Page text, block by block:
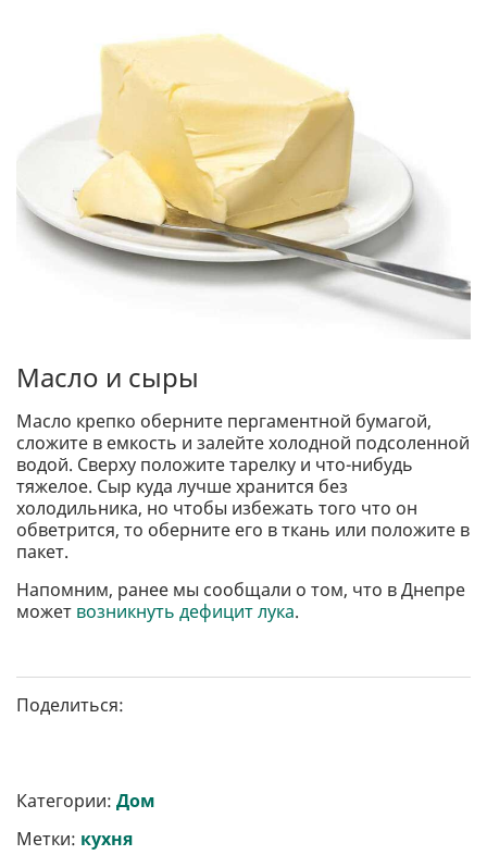
Масло и сыры
Масло крепко оберните пергаментной бумагой,
сложите в емкость и залейте холодной подсоленной
водой. Сверху положите тарелку и что-нибудь
тяжелое. Сыр куда лучше хранится без
холодильника, но чтобы избежать того что он
обветрится, то оберните его в ткань или положите в
пакет.
Напомним, ранее мы сообщали о том, что в Днепре
может возникнуть дефицит лука.
Поделиться:
Категории: Дом
Метки: кухня